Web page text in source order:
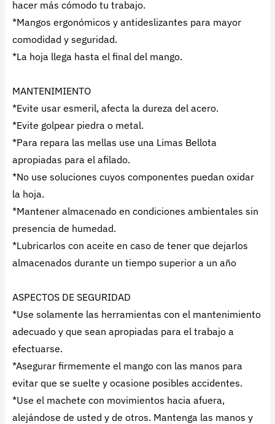
hacer más cómodo tu trabajo.
*Mangos ergonómicos y antideslizantes para mayor
comodidad y seguridad.
*La hoja llega hasta el final del mango.
MANTENIMIENTO
*Evite usar esmeril, afecta la dureza del acero.
*Evite golpear piedra o metal.
*Para repara las mellas use una Limas Bellota
apropiadas para el afilado.
*No use soluciones cuyos componentes puedan oxidar
la hoja.
*Mantener almacenado en condiciones ambientales sin
presencia de humedad.
*Lubricarlos con aceite en caso de tener que dejarlos
almacenados durante un tiempo superior a un año
ASPECTOS DE SEGURIDAD
*Use solamente las herramientas con el mantenimiento
adecuado y que sean apropiadas para el trabajo a
efectuarse.
*Asegurar firmemente el mango con las manos para
evitar que se suelte y ocasione posibles accidentes.
*Use el machete con movimientos hacia afuera,
alejándose de usted y de otros. Mantenga las manos y